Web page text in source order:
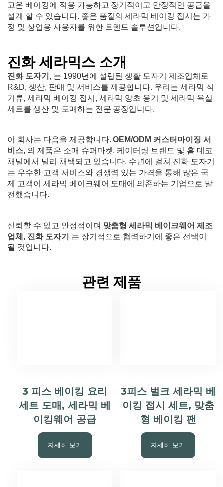
고온 베이킹에 적용 가능하고 장기적이고 안정적인 공급을
설계 할 수 있습니다. 좋은 품질의 세라믹 베이킹 접시는 가
정 및 상업용 사용자를 위한 트렌드 솔루션입니다.
진화 세라믹스 소개
진화 도자기 , 는 1990년에 설립된 생활 도자기 제조업체로
R&D, 생산, 판매 및 서비스를 제공합니다. 우리는 세라믹 식
기류, 세라믹 베이킹 접시, 세라믹 양초 용기 및 세라믹 욕실
세트를 생산 및 도매하는 전문 공장입니다.
이 회사는 다음을 제공합니다. OEM/ODM 커스터마이징 서
비스, 의 제품은 소매 슈퍼마켓, 케이터링 브랜드 및 홈 데코
채널에서 널리 채택되고 있습니다. 수년에 걸쳐 진화 도자기
는 우수한 고객 서비스와 경쟁력 있는 가격을 통해 많은 국
제 고객이 세라믹 베이크웨어 도매에 의존하는 기업으로 발
전했습니다.
신뢰할 수 있고 안정적이며 맞춤형 세라믹 베이크웨어 제조
업체 , 진화 도자기
는 장기적으로 협력하기에 좋은 선택이
될 것입니다.
관련 제품
3 피스 베이킹 요리
세트 도매, 세라믹 베
이킹웨어 공급
자세히 보기
3피스 벌크 세라믹 베
이킹 접시 세트, 맞춤
형 베이킹 팬
자세히 보기